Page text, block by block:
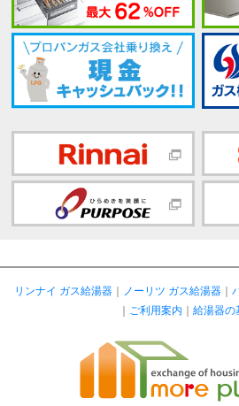
リンナイ ガス給湯器｜ ノーリツ ガス給湯器｜
｜ ご利用案内 ｜ 給湯器の